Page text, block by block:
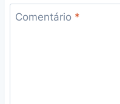
Comentário *